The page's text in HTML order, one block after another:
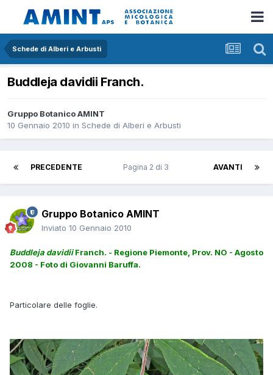
Schede di Alberi e Arbusti
Buddleja davidii Franch.
Gruppo Botanico AMINT
10 Gennaio 2010 in Schede di Alberi e Arbusti
PRECEDENTE AVANTI
Pagina 2 di 3
Gruppo Botanico AMINT
Inviato 10 Gennaio 2010
Buddleja davidiiFranch. - Regione Piemonte, Prov. NO - Agosto
2008 - Foto di Giovanni Baruffa.
Particolare delle foglie.